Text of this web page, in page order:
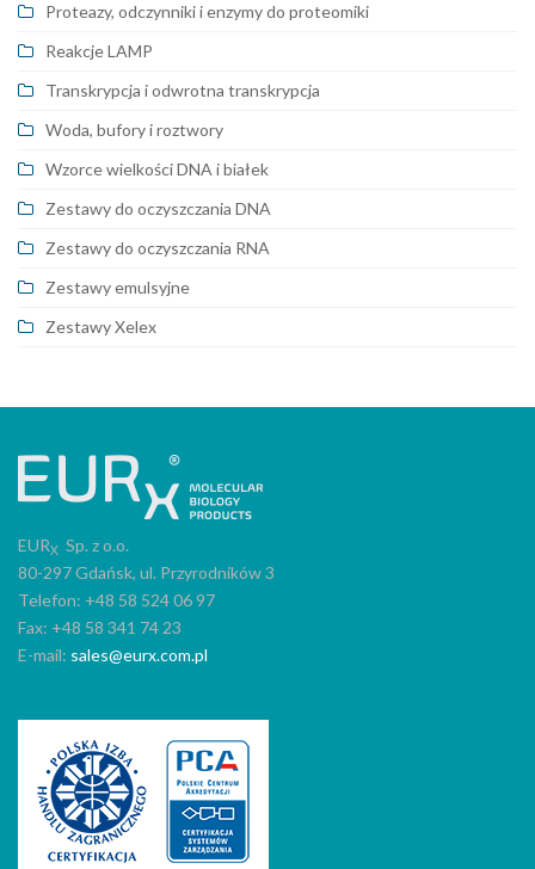
Proteazy, odczynniki i enzymy do proteomiki
Reakcje LAMP
Transkrypcja i odwrotna transkrypcja
Woda, bufory i roztwory
Wzorce wielkości DNA i białek
Zestawy do oczyszczania DNA
Zestawy do oczyszczania RNA
Zestawy emulsyjne
Zestawy Xelex
EURX Sp. z o.o.
80-297 Gdańsk, ul. Przyrodników 3
Telefon: +48 58 524 06 97
Fax: +48 58 341 74 23
E-mail: sales@eurx.com.pl